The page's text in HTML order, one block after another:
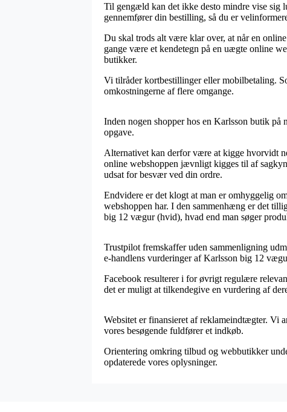
Til gengæld kan det ikke desto mindre vise sig
gennemfører din bestilling, så du er
Du skal trods alt være klar over, at når en
gange være et kendetegn på en uægte online
butikker.
Vi tilråder kortbestillinger eller mobilbetaling.
omkostningerne af flere omgange.
Inden nogen shopper hos en Karlsson butik på
opgave.
Alternativet kan derfor være at kigge hvorvidt
online webshoppen jævnligt kigges til af
udsat for besvær ved din ordre.
Endvidere er det klogt at man er omhyggelig
webshoppen har. I den sammenhæng er det
big 12 vægur (hvid), hvad end man søger
Trustpilot fremskaffer uden sammenligning
e-handlens vurderinger af Karlsson big 12
Facebook resulterer i for øvrigt regulære
det er muligt at tilkendegive en vurdering af
Websitet er finansieret af reklameindtægter. Vi
vores besøgende fuldfører et indkøb.
Orientering omkring tilbud og webbutikker
opdaterede vores oplysninger.